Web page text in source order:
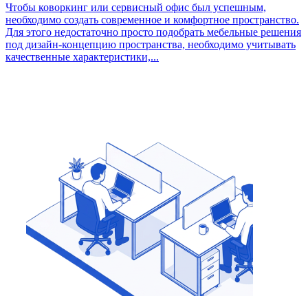
Чтобы коворкинг или сервисный офис был успешным,
необходимо создать современное и комфортное пространство.
Для этого недостаточно просто подобрать мебельные решения
под дизайн-концепцию пространства, необходимо учитывать
качественные характеристики,...